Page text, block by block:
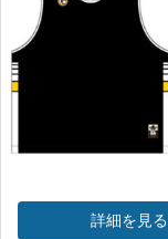
詳細を見る